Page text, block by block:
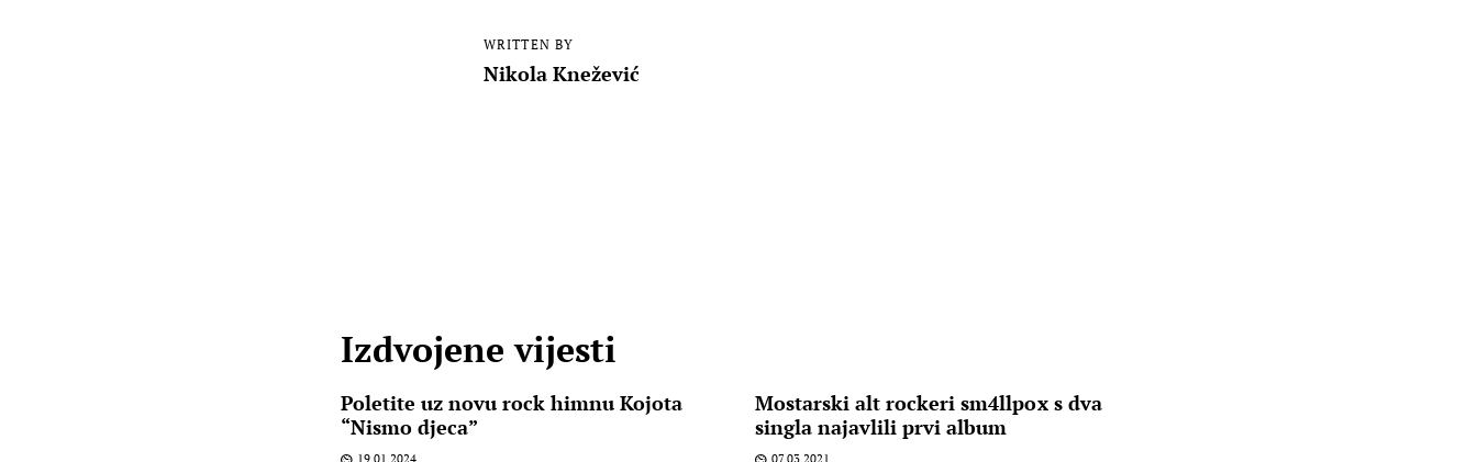
WRITTEN BY
Nikola Knežević
Izdvojene vijesti
Poletite uz novu rock himnu Kojota
“Nismo djeca”
Mostarski alt rockeri sm4llpox s dva
singla najavlili prvi album